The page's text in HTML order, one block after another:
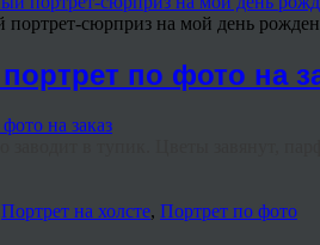
портрет-сюрприз на мой день
по фото на
Портрет на холсте, Портрет по фото